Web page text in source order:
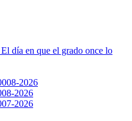
día en que el grado once lo
2026
2026
2026